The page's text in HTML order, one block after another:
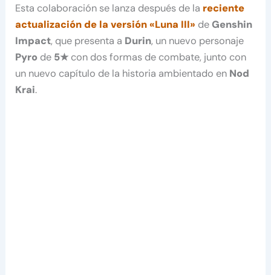
Esta colaboración se lanza después de la reciente
actualización de la versión «Luna III» deGenshin
Impact, que presenta a Durin, un nuevo personaje
Pyro de 5★ con dos formas de combate, junto con
un nuevo capítulo de la historia ambientado en Nod
Krai.